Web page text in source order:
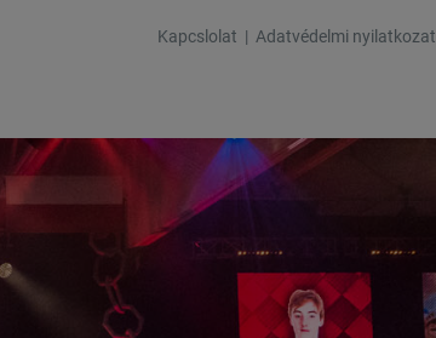
Kapcslolat Adatvédelmi nyilatkozat